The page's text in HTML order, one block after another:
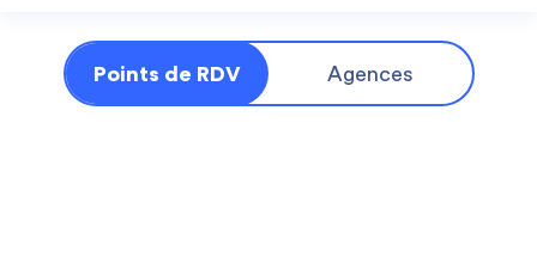
Points de RDV Agences